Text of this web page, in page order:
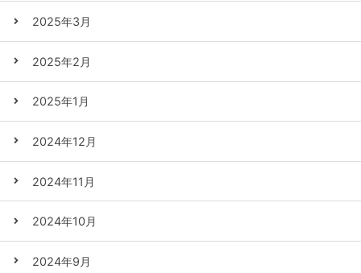
2025年3月
2025年2月
2025年1月
2024年12月
2024年11月
2024年10月
2024年9月